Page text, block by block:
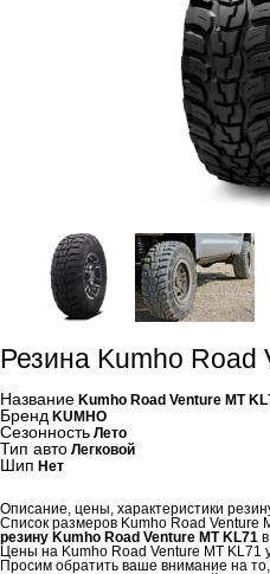
Резина Kumho Road
Название Kumho Road Venture MT
Бренд KUMHO
Сезонность Лето
Тип авто Легковой
Шип Нет
Описание, цены, характеристики
Список размеров Kumho Road Venture
резину Kumho Road Venture MT KL71
Цены на Kumho Road Venture MT KL71
Просим обратить ваше внимание на